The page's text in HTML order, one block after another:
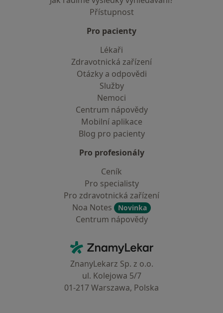
Přístupnost
Pro pacienty
Lékaři
Zdravotnická zařízení
Otázky a odpovědi
Služby
Nemoci
Centrum nápovědy
Mobilní aplikace
Blog pro pacienty
Pro profesionály
Ceník
Pro specialisty
Pro zdravotnická zařízení
Noa Notes
Novinka
Centrum nápovědy
ZnamyLekar - Hlavní stránka
ZnanyLekarz Sp. z o.o.
ul. Kolejowa 5/7
01-217 Warszawa, Polska